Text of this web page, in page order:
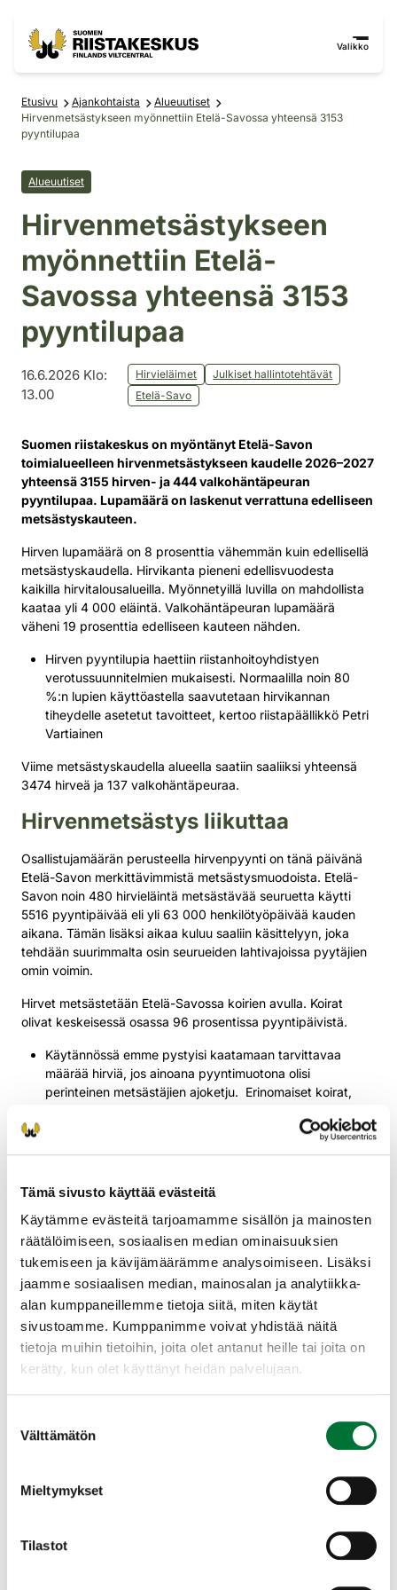
Tämä sivusto käyttää evästeitä
Käytämme evästeitä tarjoamamme sisällön ja mainosten
räätälöimiseen, sosiaalisen median ominaisuuksien
tukemiseen ja kävijämäärämme analysoimiseen. Lisäksi
jaamme sosiaalisen median, mainosalan ja analytiikka-
alan kumppaneillemme tietoja siitä, miten käytät
sivustoamme. Kumppanimme voivat yhdistää näitä
tietoja muihin tietoihin, joita olet antanut heille tai joita on
kerätty, kun olet käyttänyt heidän palvelujaan.
valinta
Välttämätön
Mieltymykset
Tilastot
Valikko
Etusivu Ajankohtaista
Alueuutiset
Hirvenmetsästykseen myönnettiin Etelä-Savossa yhteensä 3153
pyyntilupaa
Alueuutiset
Hirvenmetsästykseen
myönnettiin Etelä-
Savossa yhteensä 3153
pyyntilupaa
16.6.2026 Klo:
13.00
Hirvieläimet
Julkiset hallintotehtävät
Etelä-Savo
Suomen riistakeskus on myöntänyt Etelä-Savon
toimialueelleen hirvenmetsästykseen kaudelle 2026–2027
yhteensä 3155 hirven- ja 444 valkohäntäpeuran
pyyntilupaa. Lupamäärä on laskenut verrattuna edelliseen
metsästyskauteen.
Hirven lupamäärä on 8 prosenttia vähemmän kuin edellisellä
metsästyskaudella. Hirvikanta pieneni edellisvuodesta
kaikilla hirvitalousalueilla. Myönnetyillä luvilla on mahdollista
kaataa yli 4 000 eläintä. Valkohäntäpeuran lupamäärä
väheni 19 prosenttia edelliseen kauteen nähden.
Hirven pyyntilupia haettiin riistanhoitoyhdistyen
verotussuunnitelmien mukaisesti. Normaalilla noin 80
%:n lupien käyttöastella saavutetaan hirvikannan
tiheydelle asetetut tavoitteet, kertoo riistapäällikkö Petri
Vartiainen
Viime metsästyskaudella alueella saatiin saaliiksi yhteensä
3474 hirveä ja 137 valkohäntäpeuraa.
Hirvenmetsästys liikuttaa
Osallistujamäärän perusteella hirvenpyynti on tänä päivänä
Etelä-Savon merkittävimmistä metsästysmuodoista. Etelä-
Savon noin 480 hirvieläintä metsästävää seuruetta käytti
5516 pyyntipäivää eli yli 63 000 henkilötyöpäivää kauden
aikana. Tämän lisäksi aikaa kuluu saaliin käsittelyyn, joka
tehdään suurimmalta osin seurueiden lahtivajoissa pyytäjien
omin voimin.
Hirvet metsästetään Etelä-Savossa koirien avulla. Koirat
olivat keskeisessä osassa 96 prosentissa pyyntipäivistä.
Käytännössä emme pystyisi kaatamaan tarvittavaa
määrää hirviä, jos ainoana pyyntimuotona olisi
perinteinen metsästäjien ajoketju. Erinomaiset koirat,
pyyntiin viime vuosikymmenen aikana merkittävästi
vahinkojen ennaltaehkäisyä. Pyynti tuottaa arvokasta
riistanlihaa, edistää hyvinvointia ja elävöittää maaseutua.
Syksyisin monet kotiseudultaan poismuuttaneet palaavat
takaisin metsästämään yhdessä sukulaisten ja ystävien
Pyyntiluvilla ohjataan
hirvikannan hoitoa
Suomen riistakeskus mitoittaa pyyntiluvat alueellisten
Etelä-Savon hirvitalousalueilla tavoitellaan 2,5–3,0 hirven
jäävää kantaa 1000 hehtaaria kohden. Hirvikanta pyritään
kohtuullisena.
lokakuuta. Valkohäntäpeuroja vahtimalla ja hirviä pelloilta
voidaan ampua syyskuun alusta alkaen. Yhdellä pyyntiluvalla